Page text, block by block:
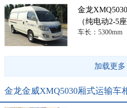
金龙
（纯电动2-5座
车长：5300mm
加载更多
金龙金威XMQ5030厢式运输车